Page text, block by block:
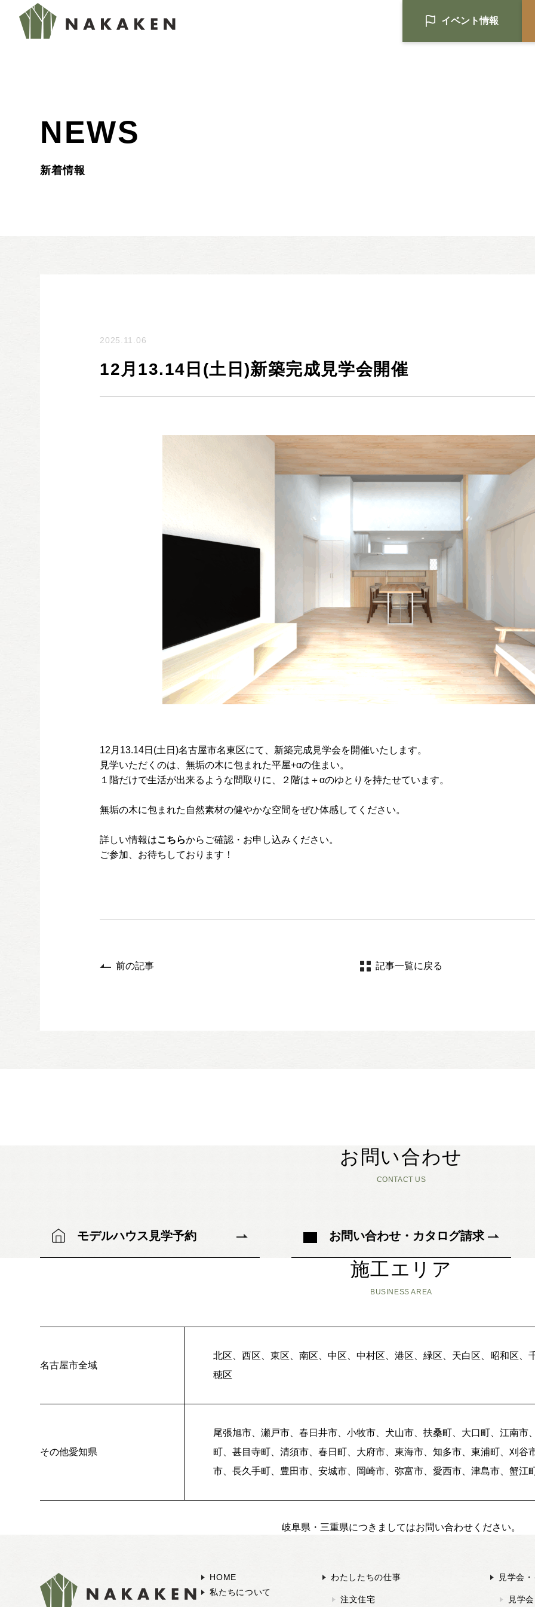
イベント情報
私たちについて
沿革
よくある質問
求人情報
NEWS
新着情報
2025.11.06
12月13.14日(土日)新築完成見学会開催
12月13.14日(土日)名古屋市名東区にて、新築完成見学会を開催いたします。
見学いただくのは、無垢の木に包まれた平屋+αの住まい。
１階だけで生活が出来るような間取りに、２階は＋αのゆとりを持たせています。
無垢の木に包まれた自然素材の健やかな空間をぜひ体感してください。
詳しい情報はこちらからご確認・お申し込みください。
ご参加、お待ちしております！
前の記事 記事一覧に戻る
お問い合わせ
CONTACT US
モデルハウス見学予約 お問い合わせ・カタログ請求
施工エリア
BUSINESS AREA
名古屋市全域
北区、西区、東区、南区、中区、中村区、港区、緑区、天白区、昭和区
穂区
その他愛知県
尾張旭市、瀬戸市、春日井市、小牧市、犬山市、扶桑町、大口町、江南
町、甚目寺町、清須市、春日町、大府市、東海市、知多市、東浦町、刈谷
市、長久手町、豊田市、安城市、岡崎市、弥富市、愛西市、津島市、蟹江
岐阜県・三重県につきましてはお問い合わせください。
HOME
私たちについて
わたしたちの仕事
注文住宅
見学会
見学会